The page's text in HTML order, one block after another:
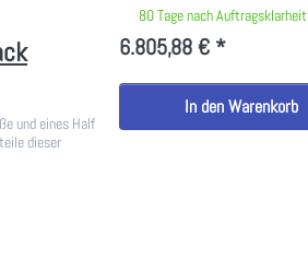
Bewertungen vor.
und eines Half
dieser
80 Tage nach Auftragsklarheit
6.805,88 € *
In den Warenkorb